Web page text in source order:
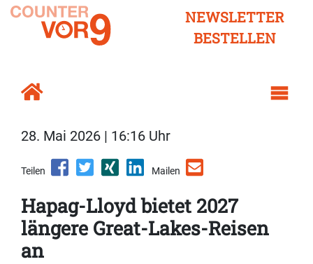
NEWSLETTER
BESTELLEN
28. Mai 2026 | 16:16 Uhr
Teilen Mailen
Hapag-Lloyd bietet 2027
längere Great-Lakes-Reisen
an